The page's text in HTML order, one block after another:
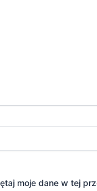
moje dane w tej